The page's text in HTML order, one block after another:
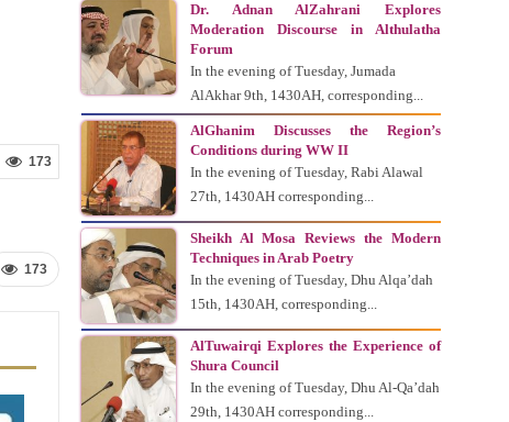
173
173
Dr. Adnan AlZahrani Explores
Moderation Discourse in Althulatha
Forum
In the evening of Tuesday, Jumada
AlAkhar 9th, 1430AH, corresponding...
AlGhanim Discusses the Region’s
Conditions during WW II
In the evening of Tuesday, Rabi Alawal
27th, 1430AH corresponding...
Sheikh Al Mosa Reviews the Modern
Techniques in Arab Poetry
In the evening of Tuesday, Dhu Alqa’dah
15th, 1430AH, corresponding...
AlTuwairqi Explores the Experience of
Shura Council
In the evening of Tuesday, Dhu Al-Qa’dah
29th, 1430AH corresponding...